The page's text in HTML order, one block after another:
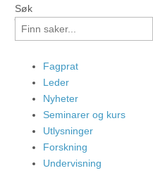
Søk
Fagprat
Leder
Nyheter
Seminarer og kurs
Utlysninger
Forskning
Undervisning